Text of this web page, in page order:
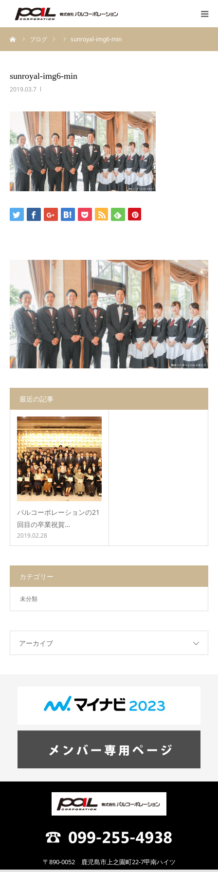
ブログ sunroyal-img6-min
sunroyal-img6-min
2019.03.7
最近の記事
パルコーポレーションの21
回目の卒業祝賀…
2019.02.28
カテゴリー
未分類
アーカイブ
〒890-0052 鹿児島市上之園町22-7甲南ハイツ
HOME
先輩スタッフの声
お客様の声一覧
採用・求人
ブログ